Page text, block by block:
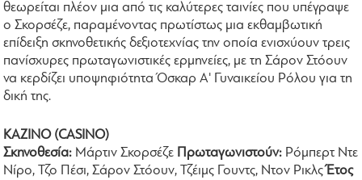
θεωρείται πλέον μια από τις καλύτερες ταινίες που υπέγραψε
ο Σκορσέζε, παραμένοντας πρωτίστως μια εκθαμβωτική
επίδειξη σκηνοθετικής δεξιοτεχνίας την οποία ενισχύουν τρεις
πανίσχυρες πρωταγωνιστικές ερμηνείες, με τη Σάρον Στόουν
να κερδίζει υποψηφιότητα Όσκαρ Α' Γυναικείου Ρόλου για τη
δική της.
ΚΑΖΙΝΟ (CASINO)
Σκηνοθεσία: Μάρτιν Σκορσέζε Πρωταγωνιστούν: Ρόμπερτ Ντε
Νίρο, Τζο Πέσι, Σάρον Στόουν, Τζέιμς Γουντς, Ντον ΡικλςΈτος